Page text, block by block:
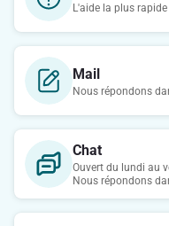
L'aide la plus
Mail
Nous répondons
Chat
Ouvert du lundi au
Nous répondons